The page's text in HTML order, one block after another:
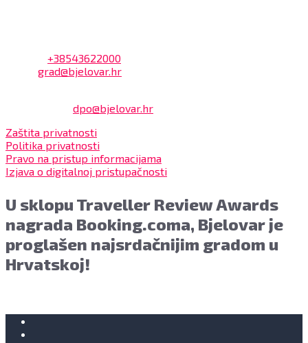
+38543622000
grad@bjelovar.hr
dpo@bjelovar.hr
Zaštita privatnosti
Politika privatnosti
Pravo na pristup informacijama
Izjava o digitalnoj pristupačnosti
U sklopu Traveller Review Awards
nagrada Booking.coma, Bjelovar je
proglašen najsrdačnijim gradom u
Hrvatskoj!